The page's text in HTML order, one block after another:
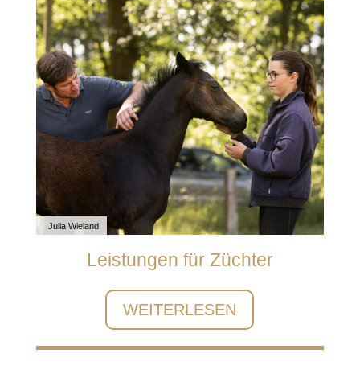
Julia Wieland
Leistungen für Züchter
WEITERLESEN